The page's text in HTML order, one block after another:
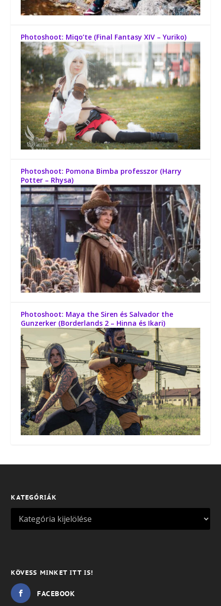
Photoshoot: Miqo’te (Final Fantasy XIV – Yuriko)
Photoshoot: Pomona Bimba professzor (Harry
Potter – Rhysa)
Photoshoot: Maya the Siren és Salvador the
Gunzerker (Borderlands 2 – Hinna és Ikari)
KATEGÓRIÁK
KÖVESS MINKET ITT IS!
FACEBOOK